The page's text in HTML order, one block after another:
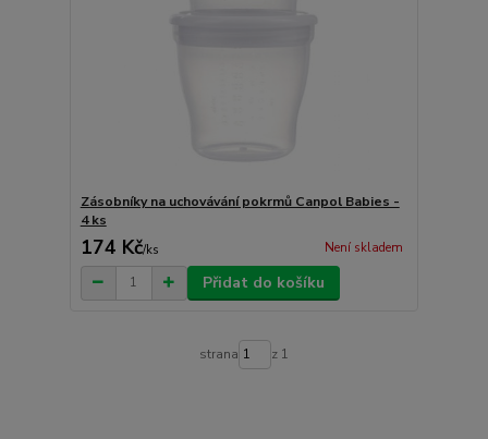
Zásobníky na uchovávání pokrmů Canpol Babies -
4 ks
174 Kč/ks Není skladem
Přidat do košíku
strana z 1